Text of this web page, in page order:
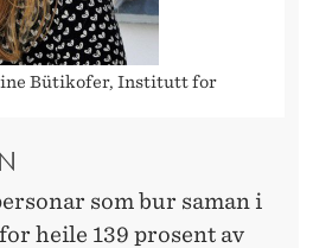
Bütikofer, Institutt for
som bur saman i
heile 139 prosent av